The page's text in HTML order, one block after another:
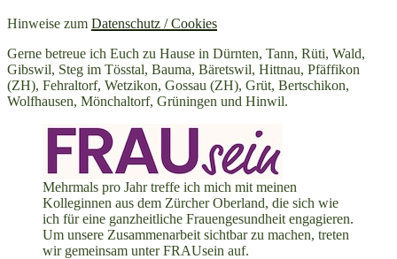
Hinweise zum Datenschutz / Cookies
Gerne betreue ich Euch zu Hause in Dürnten, Tann, Rüti, Wald,
Gibswil, Steg im Tösstal, Bauma, Bäretswil, Hittnau, Pfäffikon
(ZH), Fehraltorf, Wetzikon, Gossau (ZH), Grüt, Bertschikon,
Wolfhausen, Mönchaltorf, Grüningen und Hinwil.
Mehrmals pro Jahr treffe ich mich mit meinen
Kolleginnen aus dem Zürcher Oberland, die sich wie
ich für eine ganzheitliche Frauengesundheit engagieren.
Um unsere Zusammenarbeit sichtbar zu machen, treten
wir gemeinsam unter FRAUsein auf.